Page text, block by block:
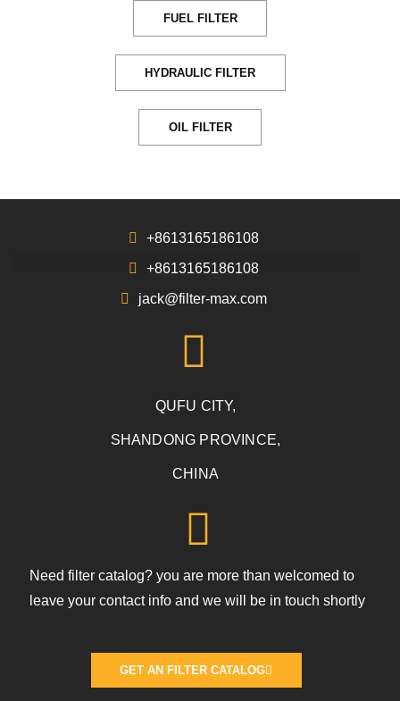
FUEL FILTER
HYDRAULIC FILTER
OIL FILTER
+8613165186108
+8613165186108
jack@filter-max.com
QUFU CITY,
SHANDONG PROVINCE,
CHINA
Need filter catalog? you are more than welcomed to
leave your contact info and we will be in touch shortly
GET AN FILTER CATALOG